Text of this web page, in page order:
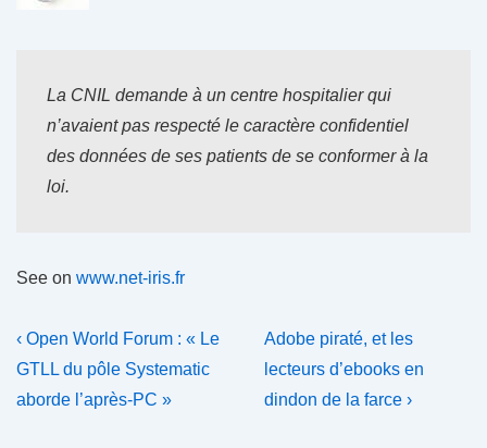
La CNIL demande à un centre hospitalier qui
n’avaient pas respecté le caractère confidentiel
des données de ses patients de se conformer à la
loi.
See on www.net-iris.fr
Navigation
de
l’article
Previous
Post
is
‹ Open World Forum : « Le
GTLL du pôle Systematic
aborde l’après-PC »
Next
Post
is
Adobe piraté, et les
lecteurs d’ebooks en
dindon de la farce ›